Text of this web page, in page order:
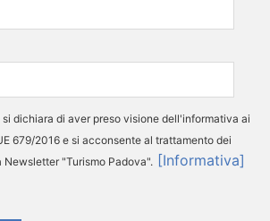
dichiara di aver preso visione dell'informativa ai
679/2016 e si acconsente al trattamento dei
"Turismo Padova". [Informativa]